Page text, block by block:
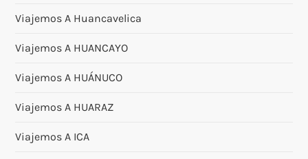
Viajemos A Huancavelica
Viajemos A HUANCAYO
Viajemos A HUÁNUCO
Viajemos A HUARAZ
Viajemos A ICA